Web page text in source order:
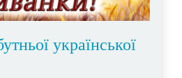
української